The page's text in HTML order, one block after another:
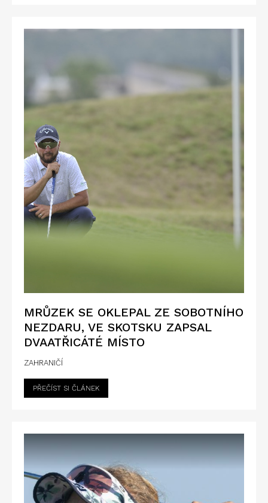
MRŮZEK SE OKLEPAL ZE SOBOTNÍHO
NEZDARU, VE SKOTSKU ZAPSAL
DVAATŘICÁTÉ MÍSTO
ZAHRANIČÍ
PŘEČÍST SI ČLÁNEK